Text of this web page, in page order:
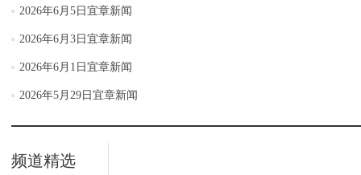
2026年6月5日宜章新闻
2026年6月3日宜章新闻
2026年6月1日宜章新闻
2026年5月29日宜章新闻
频道精选